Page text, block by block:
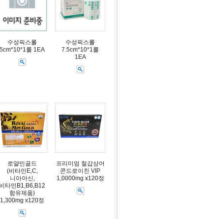
수성픽스롤
5cm*10*1롤 1EA
수성픽스롤
7.5cm*10*1롤
1EA
로얄민골드
(비타민E,C,
니아아신,
비타민B1,B6,B12
함유제품)
1,300mg x120정
프리미엄 철갑상어
콘드로이친 VIP
1,0000mg x120정